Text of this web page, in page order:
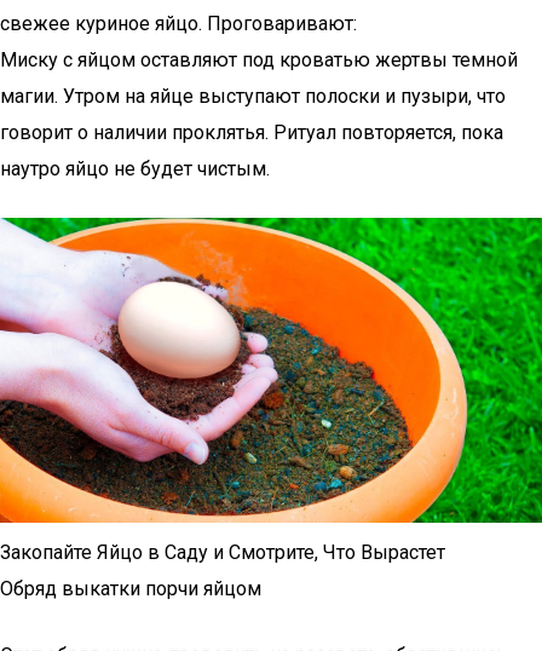
свежее куриное яйцо. Проговаривают:
Миску с яйцом оставляют под кроватью жертвы темной
магии. Утром на яйце выступают полоски и пузыри, что
говорит о наличии проклятья. Ритуал повторяется, пока
наутро яйцо не будет чистым.
Закопайте Яйцо в Саду и Смотрите, Что Вырастет
Обряд выкатки порчи яйцом